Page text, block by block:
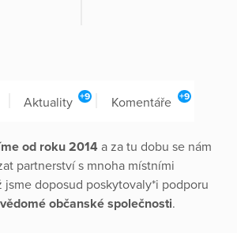
Aktuality +9 Komentáře +9
od roku 2014 a za tu dobu se nám
partnerství s mnoha místními
jsme doposud poskytovaly*i podporu
občanské společnosti.